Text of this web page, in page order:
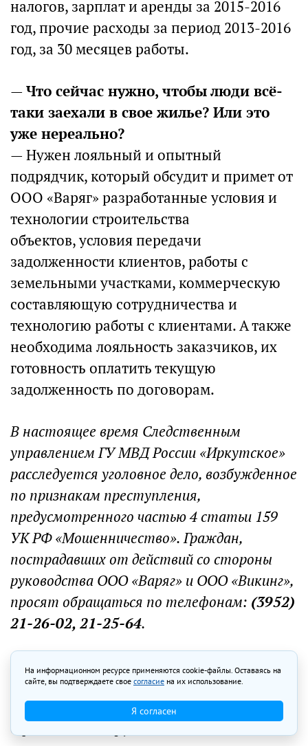
налогов, зарплат и аренды за 2015-2016
год, прочие расходы за период 2013-2016
год, за 30 месяцев работы.
—Что сейчас нужно, чтобы люди всё-
таки заехали в свое жилье? Или это
уже нереально?
— Нужен лояльный и опытный
подрядчик, который обсудит и примет от
ООО «Варяг» разработанные условия и
технологии строительства
объектов, условия передачи
задолженности клиентов, работы с
земельными участками, коммерческую
составляющую сотрудничества и
технологию работы с клиентами. А также
необходима лояльность заказчиков, их
готовность оплатить текущую
задолженность по договорам.
В настоящее время Следственным
управлением ГУ МВД России «Иркутское»
расследуется уголовное дело, возбужденное
по признакам преступления,
предусмотренного частью 4 статьи 159
УК РФ «Мошенничество». Граждан,
пострадавших от действий со стороны
руководства ООО «Варяг» и ООО «Викинг»,
просят обращаться по телефонам: (3952)
21-26-02, 21-25-64.
Ольга Брайт, ИА «Иркутск онлайн»
Новостройка от ООО «Варяг». Фото из
официальной группы компании в
На информационном ресурсе применяются cookie-файлы. Оставаясь на
сайте, вы подтверждаете свое согласие на их использование.
Я согласен